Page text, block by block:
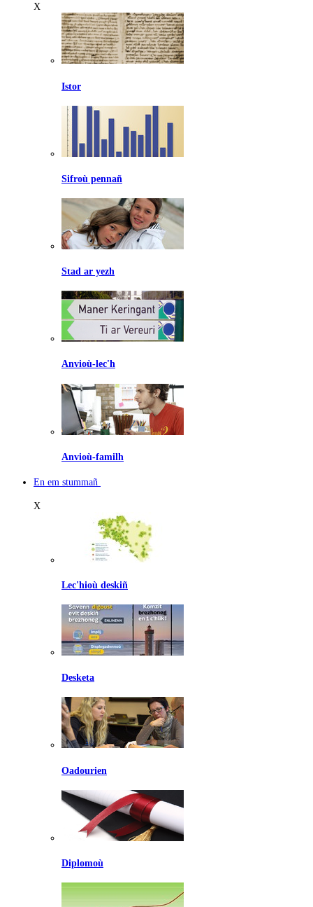
X
Istor
Sifroù pennañ
Stad ar yezh
Anvioù-lec'h
Anvioù-familh
En em stummañ
X
Lec'hioù deskiñ
Desketa
Oadourien
Diplomoù